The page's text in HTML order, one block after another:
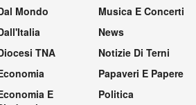
Mondo
TNA
E
Musica E Concerti
News
Notizie Di Terni
Papaveri E Papere
Politica